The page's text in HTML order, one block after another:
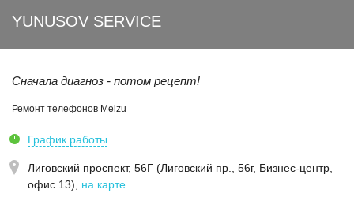
YUNUSOV SERVICE
Сначала диагноз - потом рецепт!
Ремонт телефонов Meizu
График работы
Лиговский проспект, 56Г (Лиговский пр., 56г, Бизнес-центр,
офис 13)
на карте